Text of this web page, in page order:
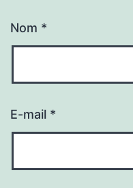
Nom *
E-mail *